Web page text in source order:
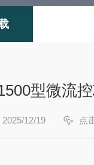
型微流
12/19 点